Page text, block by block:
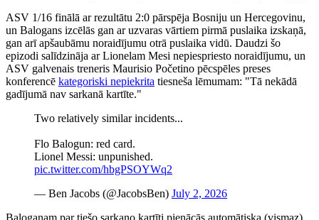
ASV 1/16 finālā ar rezultātu 2:0 pārspēja Bosniju un Hercegovinu,
un Balogans izcēlās gan ar uzvaras vārtiem pirmā puslaika izskaņā,
gan arī apšaubāmu noraidījumu otrā puslaika vidū. Daudzi šo
epizodi salīdzināja ar Lionelam Mesi nepiespriesto noraidījumu, un
ASV galvenais treneris Maurisio Početino pēcspēles preses
konferencē kategoriski nepiekrita tiesneša lēmumam: "Tā nekādā
gadījumā nav sarkanā kartīte."
Two relatively similar incidents...
Flo Balogun: red card.
Lionel Messi: unpunished.
pic.twitter.com/hbgPSOYWq2
— Ben Jacobs (@JacobsBen) July 2, 2026
Baloganam par tiešo sarkano kartīti pienācās automātiska (vismaz)